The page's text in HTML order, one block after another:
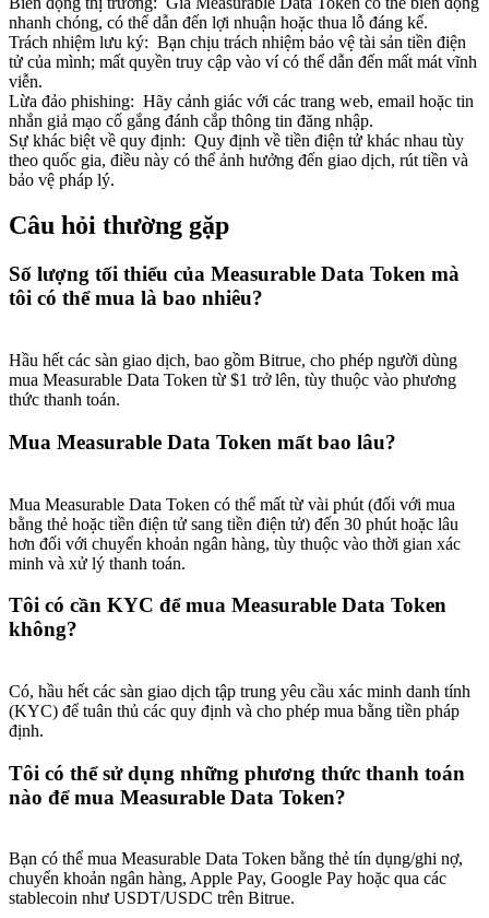
nhanh chóng, có thể dẫn đến lợi nhuận hoặc thua lỗ đáng kể.
Trách nhiệm lưu ký: Bạn chịu trách nhiệm bảo vệ tài sản tiền điện
tử của mình; mất quyền truy cập vào ví có thể dẫn đến mất mát vĩnh
viễn.
Lừa đảo phishing: Hãy cảnh giác với các trang web, email hoặc tin
nhắn giả mạo cố gắng đánh cắp thông tin đăng nhập.
Sự khác biệt về quy định: Quy định về tiền điện tử khác nhau tùy
theo quốc gia, điều này có thể ảnh hưởng đến giao dịch, rút tiền và
bảo vệ pháp lý.
Câu hỏi thường gặp
Số lượng tối thiểu của Measurable Data Token mà
tôi có thể mua là bao nhiêu?
Hầu hết các sàn giao dịch, bao gồm Bitrue, cho phép người dùng
mua Measurable Data Token từ $1 trở lên, tùy thuộc vào phương
thức thanh toán.
Mua Measurable Data Token mất bao lâu?
Mua Measurable Data Token có thể mất từ vài phút (đối với mua
bằng thẻ hoặc tiền điện tử sang tiền điện tử) đến 30 phút hoặc lâu
hơn đối với chuyển khoản ngân hàng, tùy thuộc vào thời gian xác
minh và xử lý thanh toán.
Tôi có cần KYC để mua Measurable Data Token
không?
Có, hầu hết các sàn giao dịch tập trung yêu cầu xác minh danh tính
(KYC) để tuân thủ các quy định và cho phép mua bằng tiền pháp
định.
Tôi có thể sử dụng những phương thức thanh toán
nào để mua Measurable Data Token?
Bạn có thể mua Measurable Data Token bằng thẻ tín dụng/ghi nợ,
chuyển khoản ngân hàng, Apple Pay, Google Pay hoặc qua các
stablecoin như USDT/USDC trên Bitrue.